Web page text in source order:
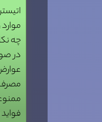
چه
در
مصرف